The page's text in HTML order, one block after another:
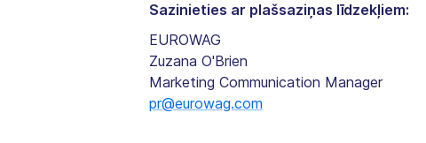
Sazinieties ar plašsaziņas līdzekļiem:
EUROWAG
Zuzana O'Brien
Marketing Communication Manager
pr@eurowag.com